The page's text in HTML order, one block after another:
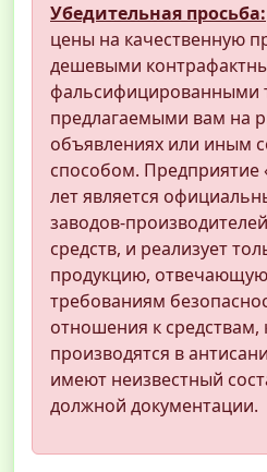
Убедительная просьба:
цены на качественную
дешевыми
фальсифицированными
предлагаемыми вам на
объявлениях или иным
способом. Предприятие
лет является
заводов-
средств, и реализует
продукцию,
требованиям
отношения к средствам,
производятся в
имеют неизвестный
должной документации.